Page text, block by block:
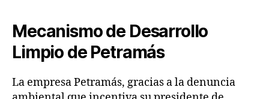
Mecanismo de Desarrollo
Limpio de Petramás
La empresa Petramás, gracias a la denuncia